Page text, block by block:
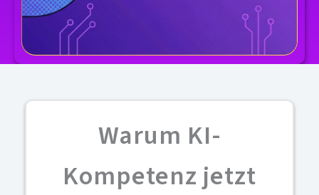
Warum KI-
Kompetenz jetzt